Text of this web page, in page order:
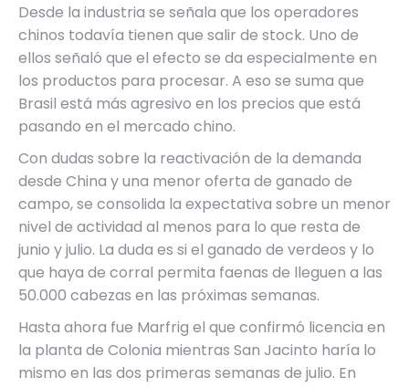
Desde la industria se señala que los operadores
chinos todavía tienen que salir de stock. Uno de
ellos señaló que el efecto se da especialmente en
los productos para procesar. A eso se suma que
Brasil está más agresivo en los precios que está
pasando en el mercado chino.
Con dudas sobre la reactivación de la demanda
desde China y una menor oferta de ganado de
campo, se consolida la expectativa sobre un menor
nivel de actividad al menos para lo que resta de
junio y julio. La duda es si el ganado de verdeos y lo
que haya de corral permita faenas de lleguen a las
50.000 cabezas en las próximas semanas.
Hasta ahora fue Marfrig el que confirmó licencia en
la planta de Colonia mientras San Jacinto haría lo
mismo en las dos primeras semanas de julio. En